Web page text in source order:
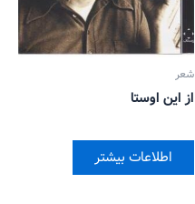
شعر
از این اوستا
اطلاعات بیشتر